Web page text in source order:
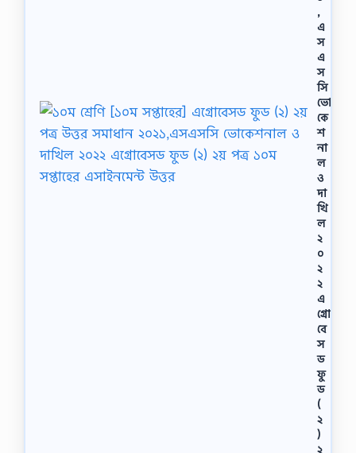
,
এ
স
এ
স
সি
ভো
কে
শ
না
ল
ও
দা
খি
ল
২
০
২
২
এ
গ্রো
বে
স
ড
ফু
ড
(
২
)
২